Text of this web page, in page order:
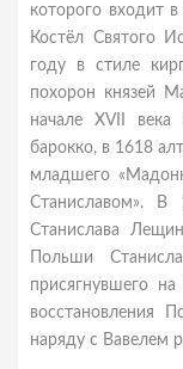
которого входит
Костёл Святого
году в стиле
похорон князей
начале XVII
барокко, в 1618
младшего
Станиславом». В
Станислава
Польши
присягнувшего
восстановления
наряду с Вавелем